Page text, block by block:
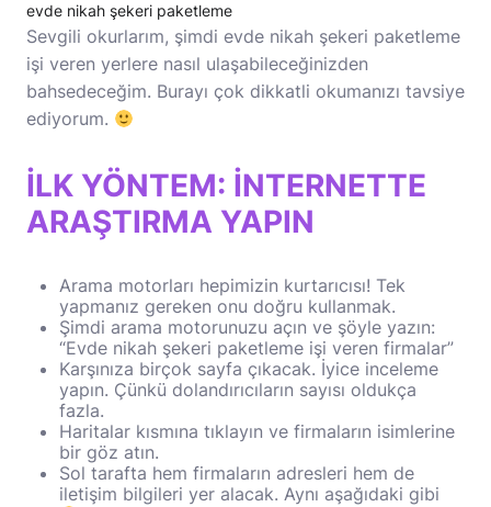
evde nikah şekeri paketleme
Sevgili okurlarım, şimdi evde nikah şekeri paketleme
işi veren yerlere nasıl ulaşabileceğinizden
bahsedeceğim. Burayı çok dikkatli okumanızı tavsiye
ediyorum.
İLK YÖNTEM: İNTERNETTE
ARAŞTIRMA YAPIN
Arama motorları hepimizin kurtarıcısı! Tek
yapmanız gereken onu doğru kullanmak.
Şimdi arama motorunuzu açın ve şöyle yazın:
“Evde nikah şekeri paketleme işi veren firmalar”
Karşınıza birçok sayfa çıkacak. İyice inceleme
yapın. Çünkü dolandırıcıların sayısı oldukça
fazla.
Haritalar kısmına tıklayın ve firmaların isimlerine
bir göz atın.
Sol tarafta hem firmaların adresleri hem de
iletişim bilgileri yer alacak. Aynı aşağıdaki gibi